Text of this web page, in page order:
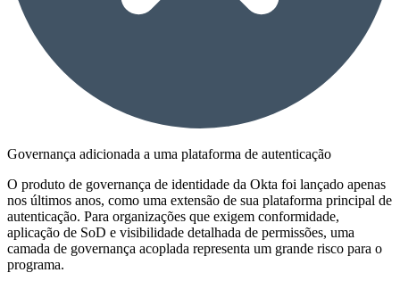
Governança adicionada a uma plataforma de autenticação
O produto de governança de identidade da Okta foi lançado apenas
nos últimos anos, como uma extensão de sua plataforma principal de
autenticação. Para organizações que exigem conformidade,
aplicação de SoD e visibilidade detalhada de permissões, uma
camada de governança acoplada representa um grande risco para o
programa.